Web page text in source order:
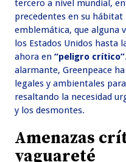
tercero a nivel mundial,
precedentes en su hábitat
emblemática, que alguna
los Estados Unidos hasta
ahora en“peligro crítico”
alarmante, Greenpeace
legales y ambientales
resaltando la necesidad
y los desmontes.
Amenazas
yaguareté